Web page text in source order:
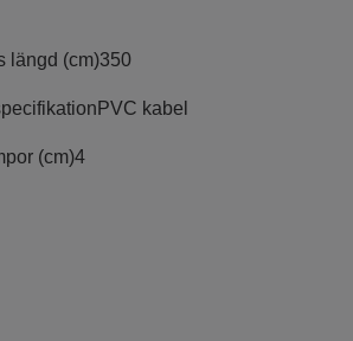
längd (cm)350
PVC kabel
(cm)4